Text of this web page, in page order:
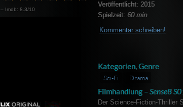
– Imdb: 8.3/10
Veröffentlicht: 2015
Spielzeit: 60 min
Kommentar schreiben!
Kategorien, Genre
Sci-Fi Drama
Filmhandlung –Sense8
Der Science-Fiction-Thriller